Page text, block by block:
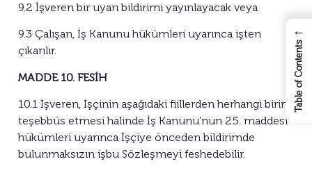
9.2 İşveren bir uyarı bildirimi yayınlayacak veya
9.3 Çalışan, İş Kanunu hükümleri uyarınca işten
çıkarılır.
MADDE 10. FESİH
10.1 İşveren, İşçinin aşağıdaki fiillerden herhangi birine
teşebbüs etmesi halinde İş Kanunu’nun 25. maddesi
hükümleri uyarınca İşçiye önceden bildirimde
bulunmaksızın işbu Sözleşmeyi feshedebilir.
←
Table of Contents